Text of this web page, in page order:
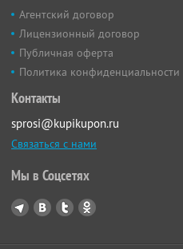
Агентский договор
Лицензионный договор
Публичная оферта
Политика конфиденциальности
Контакты
sprosi@kupikupon.ru
Связаться с нами
Мы в Соцсетях